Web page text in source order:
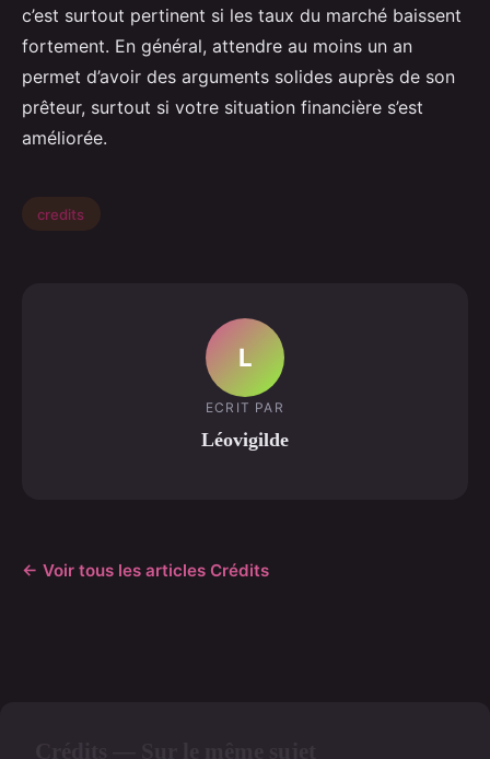
c’est surtout pertinent si les taux du marché baissent
fortement. En général, attendre au moins un an
permet d’avoir des arguments solides auprès de son
prêteur, surtout si votre situation financière s’est
améliorée.
credits
L
ECRIT PAR
Léovigilde
← Voir tous les articles Crédits